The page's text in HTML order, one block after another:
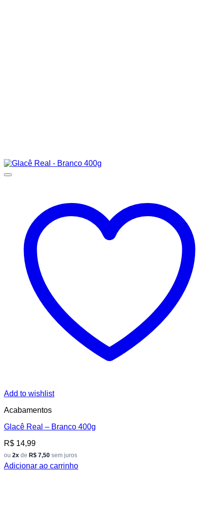
Add to wishlist
Acabamentos
Glacê Real – Branco 400g
R$ 14,99
ou 2x de R$ 7,50 sem juros
Adicionar ao carrinho